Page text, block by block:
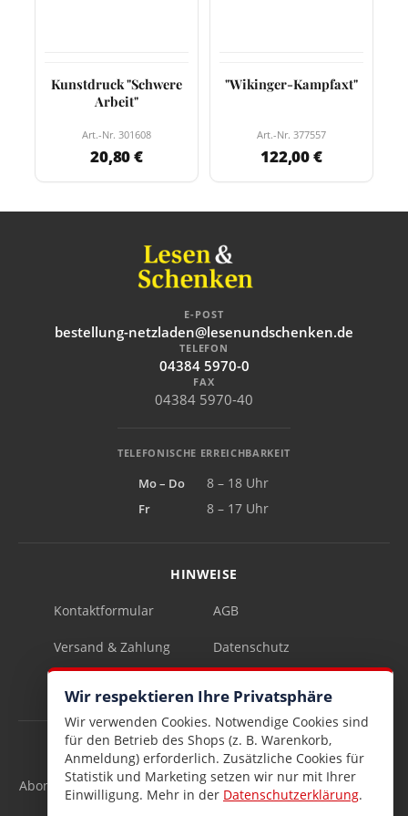
Kunstdruck "Schwere
Arbeit"
Art.-Nr. 301608
20,80 €
"Wikinger-Kampfaxt"
Art.-Nr. 377557
122,00 €
E-POST
bestellung-netzladen@lesenundschenken.de
TELEFON
04384 5970-0
FAX
04384 5970-40
TELEFONISCHE ERREICHBARKEIT
Mo – Do
8 – 18 Uhr
Fr
8 – 17 Uhr
HINWEISE
Kontaktformular AGB
Versand & Zahlung Datenschutz
INFOBRIEF
Abonnieren Sie den kostenlosen Lesen & Schenken-Infobrief
und verpassen Sie keine Neuigkeiten mehr.
Wir respektieren Ihre Privatsphäre
Wir verwenden Cookies. Notwendige Cookies sind
für den Betrieb des Shops (z. B. Warenkorb,
Anmeldung) erforderlich. Zusätzliche Cookies für
Statistik und Marketing setzen wir nur mit Ihrer
Einwilligung. Mehr in der Datenschutzerklärung.